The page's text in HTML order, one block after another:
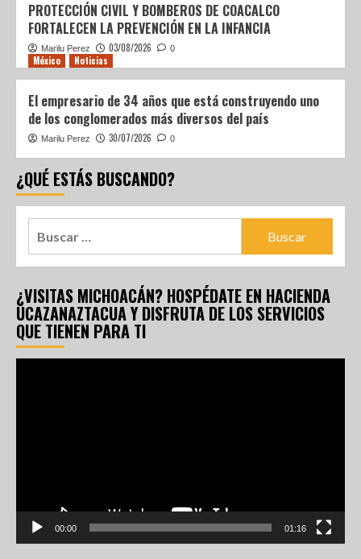
PROTECCIÓN CIVIL Y BOMBEROS DE COACALCO
FORTALECEN LA PREVENCIÓN EN LA INFANCIA
Marilu Perez 03/08/2026 0
México Noticias
El empresario de 34 años que está construyendo uno
de los conglomerados más diversos del país
Marilu Perez 30/07/2026 0
¿QUÉ ESTÁS BUSCANDO?
¿VISITAS MICHOACÁN? HOSPÉDATE EN HACIENDA
UCAZANAZTACUA Y DISFRUTA DE LOS SERVICIOS
QUE TIENEN PARA TI
00:00 01:16